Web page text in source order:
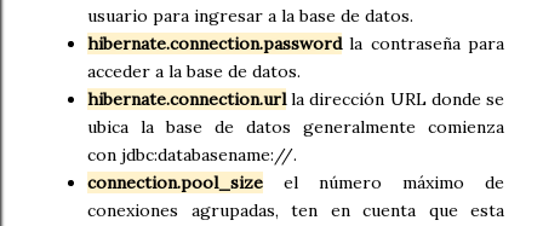
usuario para ingresar a la base de datos.
hibernate.connection.passwordla contraseña para
acceder a la base de datos.
hibernate.connection.urlla dirección URL donde se
ubica la base de datos generalmente comienza
con jdbc:databasename://.
connection.pool_size el número máximo de
conexiones agrupadas, ten en cuenta que esta